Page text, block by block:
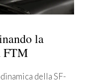
la
FTM
della SF-